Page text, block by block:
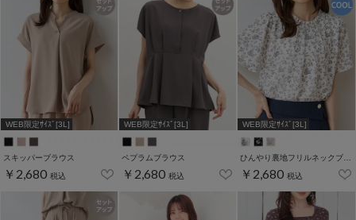
WEB限定ｻｲｽﾞ[3L]
スキッパーブラウス
￥2,680 税込
WEB限定ｻｲｽﾞ[3L]
ペプラムブラウス
￥2,680 税込
WEB限定ｻｲｽﾞ[3L]
￥2,680 税込